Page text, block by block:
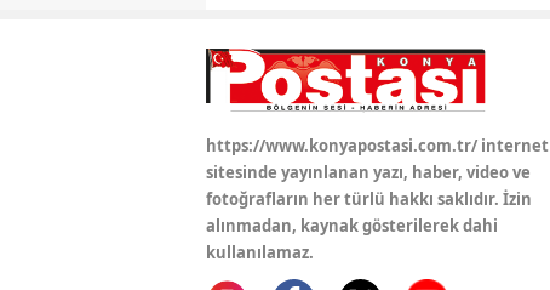
https://www.konyapostasi.com.tr/ internet
sitesinde yayınlanan yazı, haber, video ve
fotoğrafların her türlü hakkı saklıdır. İzin
alınmadan, kaynak gösterilerek dahi
kullanılamaz.